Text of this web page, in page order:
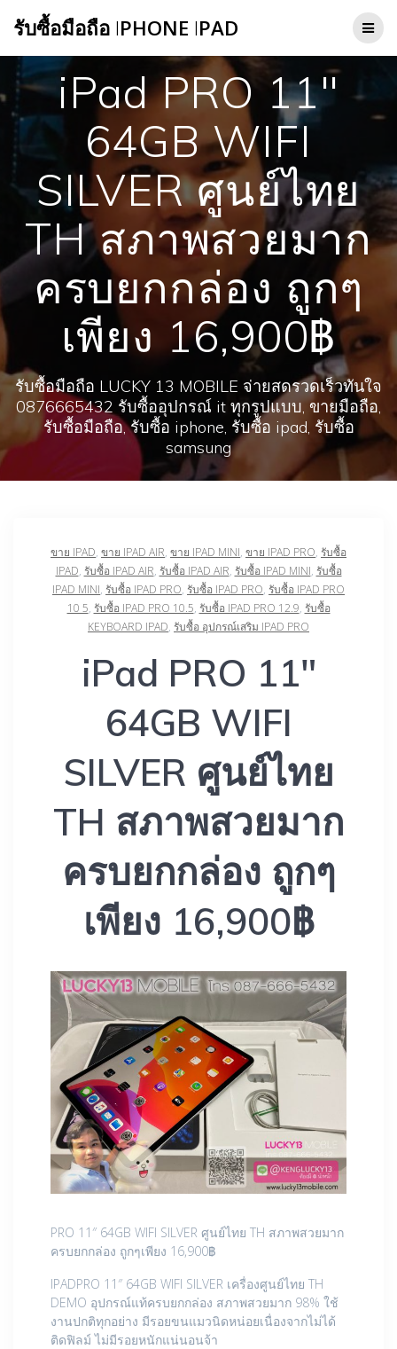
to
รับซื้อมือถือ IPHONE IPAD
iPad PRO 11″
64GB WIFI
SILVER ศูนย์ไทย
TH สภาพสวยมาก
ครบยกกล่อง ถูกๆ
เพียง 16,900฿
รับซื้อมือถือ LUCKY 13 MOBILE จ่ายสดรวดเร็วทันใจ
0876665432 รับซื้ออุปกรณ์ it ทุกรูปแบบ, ขายมือถือ,
รับซื้อมือถือ, รับซื้อ iphone, รับซื้อ ipad, รับซื้อ
samsung
ขาย IPAD, ขาย IPAD AIR, ขาย IPAD MINI, ขาย IPAD PRO, รับซื้อ
IPAD, รับซื้อ IPAD AIR, รับซื้อ IPAD AIR, รับซื้อ IPAD MINI, รับซื้อ
IPAD MINI, รับซื้อ IPAD PRO, รับซื้อ IPAD PRO, รับซื้อ IPAD PRO
10 5, รับซื้อ IPAD PRO 10.5, รับซื้อ IPAD PRO 12.9, รับซื้อ
KEYBOARD IPAD, รับซื้อ อุปกรณ์เสริม IPAD PRO
iPad PRO 11″
64GB WIFI
SILVER ศูนย์ไทย
TH สภาพสวยมาก
ครบยกกล่อง ถูกๆ
เพียง 16,900฿
PRO 11″ 64GB WIFI SILVER ศูนย์ไทย TH สภาพสวยมาก
ครบยกกล่อง ถูกๆเพียง 16,900฿
IPADPRO 11″ 64GB WIFI SILVER เครื่องศูนย์ไทย TH
DEMO อุปกรณ์แท้ครบยกกล่อง สภาพสวยมาก 98% ใช้
งานปกติทุกอย่าง มีรอยขนแมวนิดหน่อยเนื่องจากไม่ได้
ติดฟิลม์ ไม่มีรอยหนักแน่นอนจ้า